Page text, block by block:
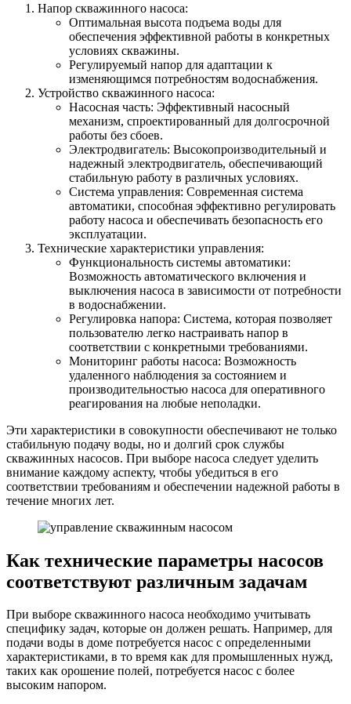
Напор скважинного насоса:
Оптимальная высота подъема воды для
обеспечения эффективной работы в конкретных
условиях скважины.
Регулируемый напор для адаптации к
изменяющимся потребностям водоснабжения.
Устройство скважинного насоса:
Насосная часть: Эффективный насосный
механизм, спроектированный для долгосрочной
работы без сбоев.
Электродвигатель: Высокопроизводительный и
надежный электродвигатель, обеспечивающий
стабильную работу в различных условиях.
Система управления: Современная система
автоматики, способная эффективно регулировать
работу насоса и обеспечивать безопасность его
эксплуатации.
Технические характеристики управления:
Функциональность системы автоматики:
Возможность автоматического включения и
выключения насоса в зависимости от потребности
в водоснабжении.
Регулировка напора: Система, которая позволяет
пользователю легко настраивать напор в
соответствии с конкретными требованиями.
Мониторинг работы насоса: Возможность
удаленного наблюдения за состоянием и
производительностью насоса для оперативного
реагирования на любые неполадки.
Эти характеристики в совокупности обеспечивают не только
стабильную подачу воды, но и долгий срок службы
скважинных насосов. При выборе насоса следует уделить
внимание каждому аспекту, чтобы убедиться в его
соответствии требованиям и обеспечении надежной работы в
течение многих лет.
Как технические параметры насосов
соответствуют различным задачам
При выборе скважинного насоса необходимо учитывать
специфику задач, которые он должен решать. Например, для
подачи воды в доме потребуется насос с определенными
характеристиками, в то время как для промышленных нужд,
таких как орошение полей, потребуется насос с более
высоким напором.